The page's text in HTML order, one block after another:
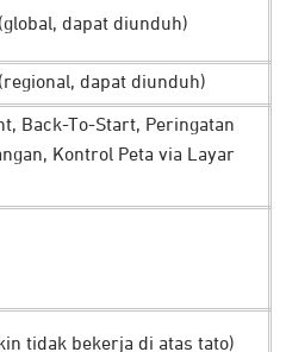
sensorheart ratesistem 5
dua sensor khusus ini
dapat diunduh)
(regional, dapat diunduh)
Back-To-Start, Peringatan
Kontrol Peta via Layar
tidak bekerja di atas tato)